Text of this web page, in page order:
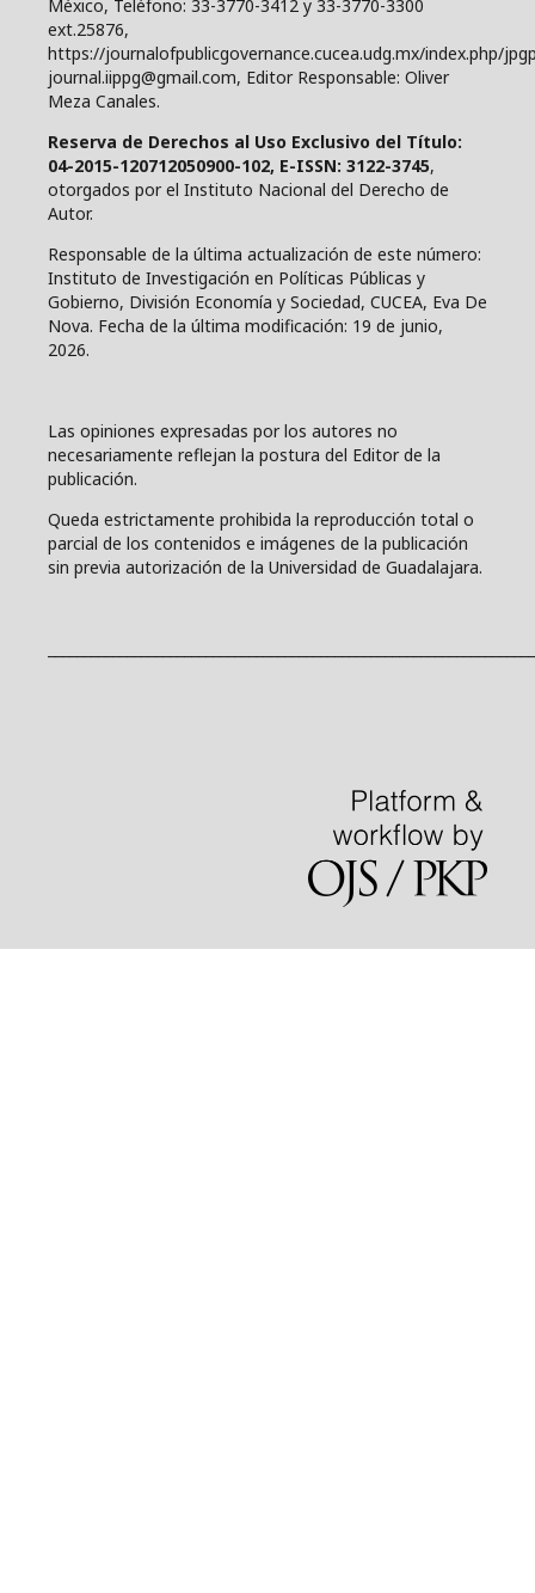
México, Teléfono: 33-3770-3412 y 33-3770-3300
ext.25876,
https://journalofpublicgovernance.cucea.udg.mx/index.php/
journal.iippg@gmail.com, Editor Responsable: Oliver
Meza Canales.
Reserva de Derechos al Uso Exclusivo del Título:
04-2015-120712050900-102, E-ISSN: 3122-3745,
otorgados por el Instituto Nacional del Derecho de
Autor.
Responsable de la última actualización de este número:
Instituto de Investigación en Políticas Públicas y
Gobierno, División Economía y Sociedad, CUCEA, Eva De
Nova. Fecha de la última modificación: 19 de junio,
2026.
Las opiniones expresadas por los autores no
necesariamente reflejan la postura del Editor de la
publicación.
Queda estrictamente prohibida la reproducción total o
parcial de los contenidos e imágenes de la publicación
sin previa autorización de la Universidad de Guadalajara.